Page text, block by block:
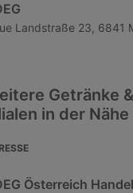
Landstraße 23, 6841
Getränke
in der Nähe
Österreich